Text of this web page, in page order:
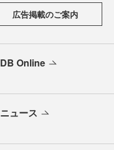
広告掲載のご案内
DB Online
ニュース